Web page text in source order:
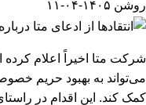
روشن ۱۴۰۵-۰۴-۱۱
شرکت متا اخیراً اعلام
می‌تواند به بهبود حریم
کمک کند. این اقدام در